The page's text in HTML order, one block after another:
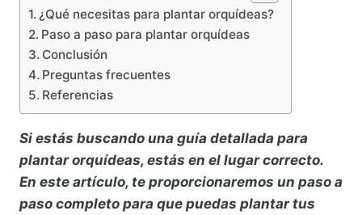
¿Qué necesitas para plantar orquídeas?
Paso a paso para plantar orquídeas
Conclusión
Preguntas frecuentes
Referencias
Si estás buscando una guía detallada para
plantar orquídeas, estás en el lugar correcto.
En este artículo, te proporcionaremos un paso a
paso completo para que puedas plantar tus